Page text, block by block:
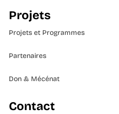
Projets
Projets et Programmes
Partenaires
Don & Mécénat
Contact